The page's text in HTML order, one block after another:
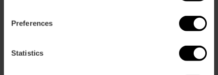
Preferences
Statistics